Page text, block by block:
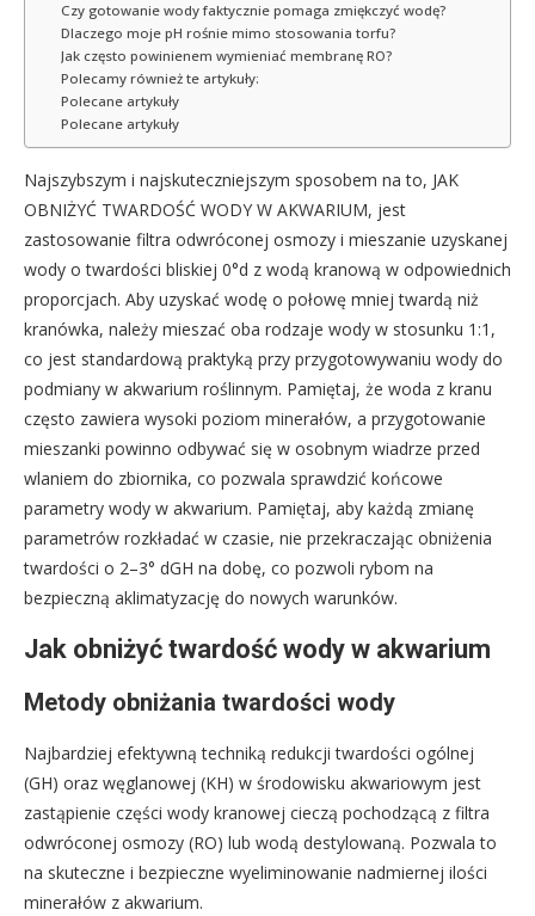
Czy gotowanie wody faktycznie pomaga zmiękczyć wodę?
Dlaczego moje pH rośnie mimo stosowania torfu?
Jak często powinienem wymieniać membranę RO?
Polecamy również te artykuły:
Polecane artykuły
Polecane artykuły
Najszybszym i najskuteczniejszym sposobem na to, JAK
OBNIŻYĆ TWARDOŚĆ WODY W AKWARIUM, jest
zastosowanie filtra odwróconej osmozy i mieszanie uzyskanej
wody o twardości bliskiej 0°d z wodą kranową w odpowiednich
proporcjach. Aby uzyskać wodę o połowę mniej twardą niż
kranówka, należy mieszać oba rodzaje wody w stosunku 1:1,
co jest standardową praktyką przy przygotowywaniu wody do
podmiany w akwarium roślinnym. Pamiętaj, że woda z kranu
często zawiera wysoki poziom minerałów, a przygotowanie
mieszanki powinno odbywać się w osobnym wiadrze przed
wlaniem do zbiornika, co pozwala sprawdzić końcowe
parametry wody w akwarium. Pamiętaj, aby każdą zmianę
parametrów rozkładać w czasie, nie przekraczając obniżenia
twardości o 2–3° dGH na dobę, co pozwoli rybom na
bezpieczną aklimatyzację do nowych warunków.
Jak obniżyć twardość wody w akwarium
Metody obniżania twardości wody
Najbardziej efektywną techniką redukcji twardości ogólnej
(GH) oraz węglanowej (KH) w środowisku akwariowym jest
zastąpienie części wody kranowej cieczą pochodzącą z filtra
odwróconej osmozy (RO) lub wodą destylowaną. Pozwala to
na skuteczne i bezpieczne wyeliminowanie nadmiernej ilości
minerałów z akwarium.